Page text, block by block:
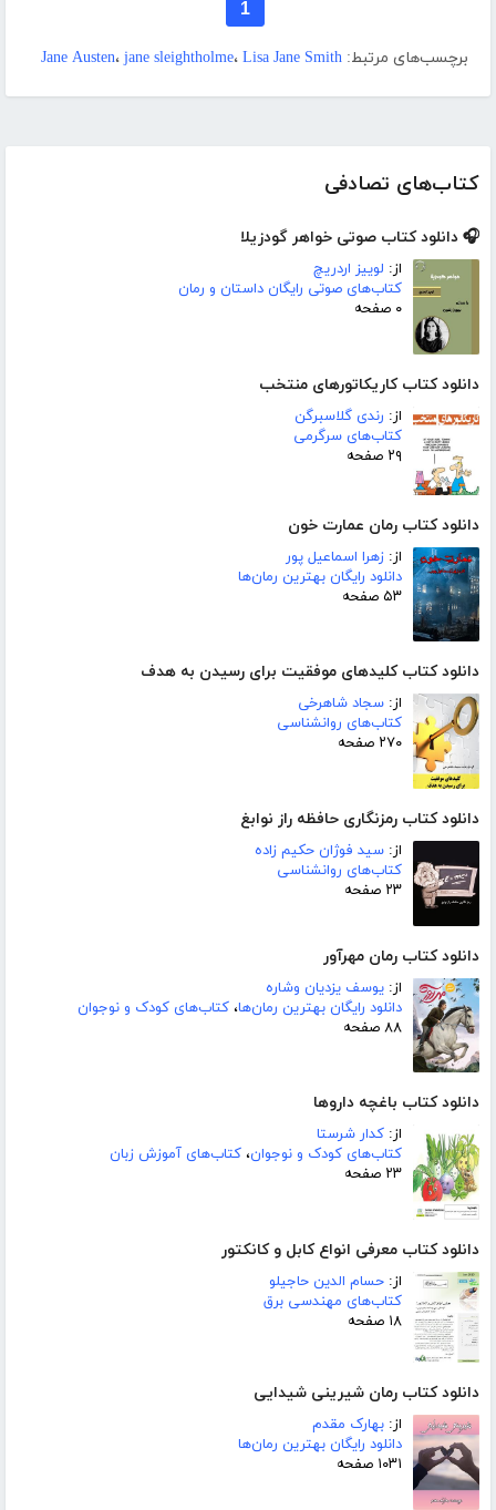
کتاب‌های تصادفی
🎧 دانلود کتاب صوتی خواهر گودزیلا
از: لوییز اردریچ
کتاب‌های صوتی رایگان داستان و رمان
۰ صفحه
دانلود کتاب کاریکاتورهای منتخب
از: رندی گلاسبرگن
کتاب‌های سرگرمی
۲۹ صفحه
دانلود کتاب رمان عمارت خون
از: زهرا اسماعیل پور
دانلود رایگان بهترین رمان‌ها
۵۳ صفحه
دانلود کتاب کلیدهای موفقیت برای رسیدن به هدف
از: سجاد شاهرخی
کتاب‌های روانشناسی
۲۷۰ صفحه
دانلود کتاب رمزنگاری حافظه راز نوابغ
از: سید فوژان حکیم زاده
کتاب‌های روانشناسی
۲۳ صفحه
دانلود کتاب رمان مهرآور
از: یوسف یزدیان وشاره
دانلود رایگان بهترین رمان‌ها، کتاب‌های کودک و نوجوان
۸۸ صفحه
دانلود کتاب باغچه داروها
از: کدار شرستا
کتاب‌های کودک و نوجوان، کتاب‌های آموزش زبان
۲۳ صفحه
دانلود کتاب معرفی انواع کابل و کانکتور
از: حسام الدین حاجیلو
کتاب‌های مهندسی برق
۱۸ صفحه
دانلود کتاب رمان شیرینی شیدایی
از: بهارک مقدم
دانلود رایگان بهترین رمان‌ها
۱۰۳۱ صفحه
1
برچسب‌های مرتبط: Jane Austen،jane sleightholme، Lisa Jane Smith